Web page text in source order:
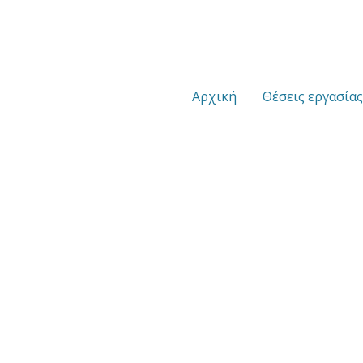
Αρχική Θέσεις εργασίας